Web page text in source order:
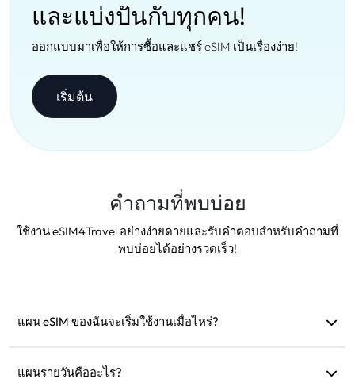
และแบ่งปันกับทุกคน!
ออกแบบมาเพื่อให้การซื้อและแชร์ eSIM เป็นเรื่องง่าย!
เริ่มต้น
คำถามที่พบบ่อย
ใช้งาน eSIM4Travel อย่างง่ายดายและรับคำตอบสำหรับคำถามที่
พบบ่อยได้อย่างรวดเร็ว!
แผน eSIM ของฉันจะเริ่มใช้งานเมื่อไหร่?
แนะนำให้ติดตั้งก่อนออกเดินทาง
แผนรายวันคืออะไร?